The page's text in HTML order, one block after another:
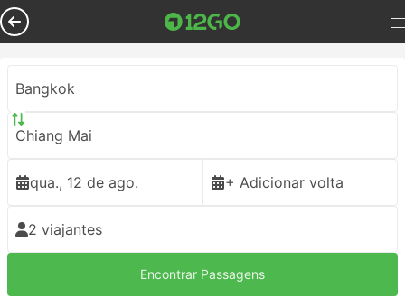
Bangkok
Chiang Mai
qua., 12 de ago. + Adicionar volta
2 viajantes
Encontrar Passagens